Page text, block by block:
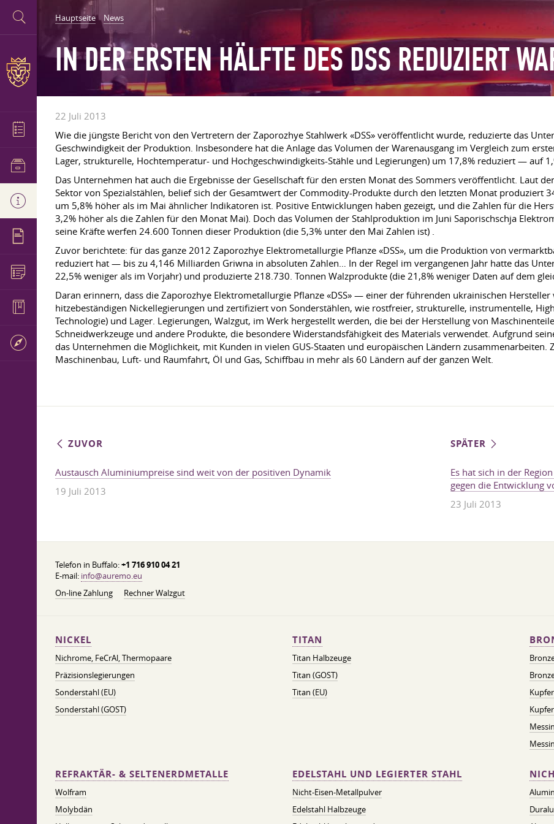
Hauptseite News
IN DER ERSTEN HÄLFTE DES DSS REDUZIERT
22 Juli 2013
Wie die jüngste Bericht von den Vertretern der Zaporozhye Stahlwerk «DSS» veröffentlicht wurde, reduzierte das
Geschwindigkeit der Produktion. Insbesondere hat die Anlage das Volumen der Warenausgang im Vergleich zum
Lager, strukturelle, Hochtemperatur- und Hochgeschwindigkeits-Stähle und Legierungen) um 17,8% reduziert — auf
Das Unternehmen hat auch die Ergebnisse der Gesellschaft für den ersten Monat des Sommers veröffentlicht. Laut
Sektor von Spezialstählen, belief sich der Gesamtwert der Commodity-Produkte durch den letzten Monat produziert
um 5,8% höher als im Mai ähnlicher Indikatoren ist. Positive Entwicklungen haben gezeigt, und die Zahlen für die
3,2% höher als die Zahlen für den Monat Mai). Doch das Volumen der Stahlproduktion im Juni Saporischschja
seine Kräfte werfen 24.600 Tonnen dieser Produktion (die 5,3% unter den Mai Zahlen ist) .
Zuvor berichtete: für das ganze 2012 Zaporozhye Elektrometallurgie Pflanze «DSS», um die Produktion von
reduziert hat — bis zu 4,146 Milliarden Griwna in absoluten Zahlen… In der Regel im vergangenen Jahr hatte das
22,5% weniger als im Vorjahr) und produzierte 218.730. Tonnen Walzprodukte (die 21,8% weniger Daten auf dem
Daran erinnern, dass die Zaporozhye Elektrometallurgie Pflanze «DSS» — einer der führenden ukrainischen
hitzebeständigen Nickellegierungen und zertifiziert von Sonderstählen, wie rostfreier, strukturelle, instrumentelle,
Technologie) und Lager. Legierungen, Walzgut, im Werk hergestellt werden, die bei der Herstellung von
Schneidwerkzeuge und andere Produkte, die besondere Widerstandsfähigkeit des Materials verwendet. Aufgrund
das Unternehmen die Möglichkeit, mit Kunden in vielen GUS-Staaten und europäischen Ländern zusammenarbeiten.
Maschinenbau, Luft- und Raumfahrt, Öl und Gas, Schiffbau in mehr als 60 Ländern auf der ganzen Welt.
ZUVOR
Austausch Aluminiumpreise sind weit von der positiven Dynamik
19 Juli 2013
SPÄTER
Es hat sich in der
gegen die Entwicklung
23 Juli 2013
Telefon in Buffalo:+1 716 910 04 21
E-mail: info@auremo.eu
On-line Zahlung
Rechner Walzgut
NICKEL
Nichrome, FeСrAl, ​​Thermopaare
Präzisionslegierungen
Sonderstahl (EU)
Sonderstahl (GOST)
TITAN
Titan Halbzeuge
Titan (GOST)
Titan (EU)
REFRAKTÄR- & SELTENERDMETALLE
Wolfram
Molybdän
EDELSTAHL UND LEGIERTER STAHL
Nicht-Eisen-Metallpulver
Edelstahl Halbzeuge